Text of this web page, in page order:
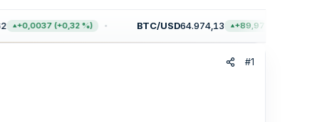
+0,0037 (+0,32 %) BTC/USD64.974,13 +89,97 (+0,14 %)
#1